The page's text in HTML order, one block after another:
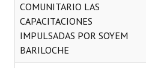
COMUNITARIO LAS
CAPACITACIONES
IMPULSADAS POR SOYEM
BARILOCHE